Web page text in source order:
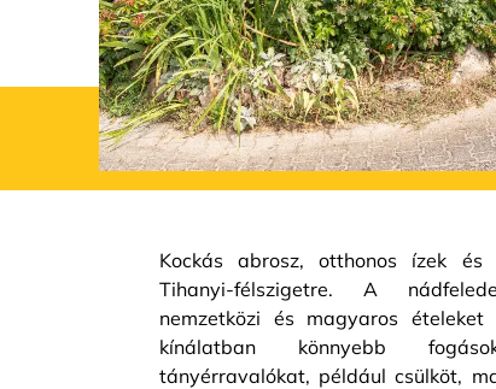
Kockás abrosz, otthonos ízek
Tihanyi-félszigetre. A
nemzetközi és magyaros
kínálatban könnyebb
tányérravalókat, például csülköt,